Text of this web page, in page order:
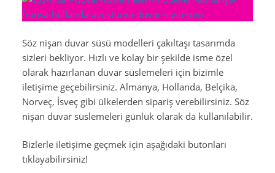
Söz nişan duvar süsü modelleri çakıltaşı tasarımda
sizleri bekliyor. Hızlı ve kolay bir şekilde isme özel
olarak hazırlanan duvar süslemeleri için bizimle
iletişime geçebilirsiniz. Almanya, Hollanda, Belçika,
Norveç, İsveç gibi ülkelerden sipariş verebilirsiniz. Söz
nişan duvar süslemeleri günlük olarak da kullanılabilir.
Bizlerle iletişime geçmek için aşağıdaki butonları
tıklayabilirsiniz!